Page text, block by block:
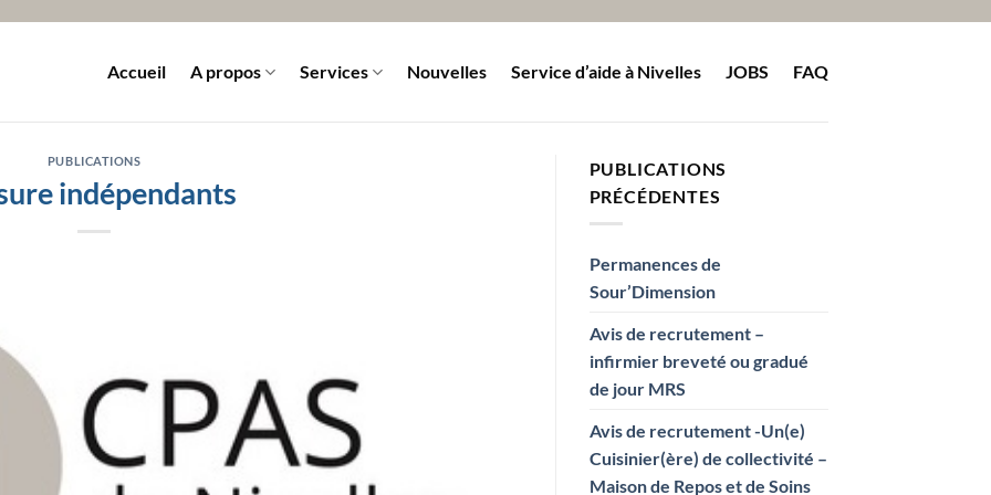
Accueil A propos Services Nouvelles Service d’aide à Nivelles JOBS FAQ
PUBLICATIONS
indépendants
PUBLICATIONS
PRÉCÉDENTES
Permanences de
Sour’Dimension
Avis de recrutement –
infirmier breveté ou gradué
de jour MRS
Avis de recrutement -Un(e)
Cuisinier(ère) de collectivité –
Maison de Repos et de Soins